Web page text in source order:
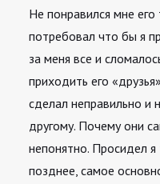
Не понравился мне
потребовал что бы я
за меня все и
приходить его
сделал неправильно и
другому. Почему они
непонятно. Просидел
позднее, самое